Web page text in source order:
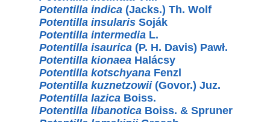
Potentilla indica (Jacks.) Th. Wolf
Potentilla insularis Soják
Potentilla intermedia L.
Potentilla isaurica (P. H. Davis) Pawł.
Potentilla kionaea Halácsy
Potentilla kotschyana Fenzl
Potentilla kuznetzowii(Govor.) Juz.
Potentilla lazica Boiss.
Potentilla libanotica Boiss. & Spruner